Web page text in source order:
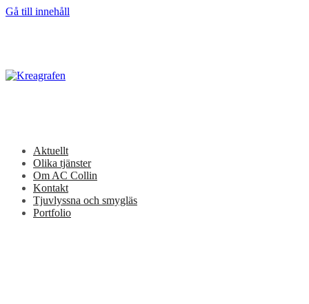
Gå till innehåll
Aktuellt
Olika tjänster
Om AC Collin
Kontakt
Tjuvlyssna och smygläs
Portfolio